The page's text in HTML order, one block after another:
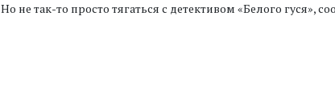
Но не так-то просто тягаться с детективом «Белого гуся»,